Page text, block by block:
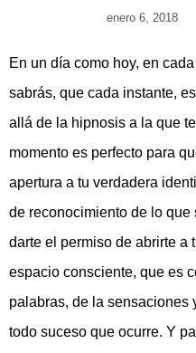
enero 6, 2018
En un día como hoy, en
sabrás, que cada instante,
allá de la hipnosis a la que
momento es perfecto para
apertura a tu verdadera
de reconocimiento de lo
darte el permiso de abrirte a
espacio consciente, que es
palabras, de la sensaciones
todo suceso que ocurre. Y